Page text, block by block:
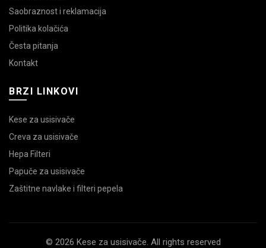
Saobraznost i reklamacija
Politika kolačića
Česta pitanja
Kontakt
BRZI LINKOVI
Kese za usisivače
Creva za usisivače
Hepa Filteri
Papuče za usisivače
Zaštitne navlake i filteri pepela
© 2026 Kese za usisivače. All rights reserved